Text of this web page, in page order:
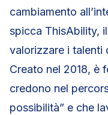
cambiamento
spicca ThisAbility,
valorizzare i talenti
Creato nel 2018, è
credono nel
possibilità” e che